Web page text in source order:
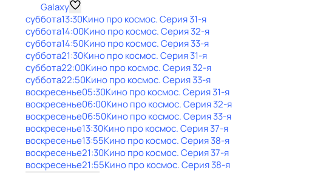
Galaxy
суббота13:30Кино про космос. Серия 31-я
суббота14:00Кино про космос. Серия 32-я
суббота14:50Кино про космос. Серия 33-я
суббота21:30Кино про космос. Серия 31-я
суббота22:00Кино про космос. Серия 32-я
суббота22:50Кино про космос. Серия 33-я
воскресенье05:30Кино про космос. Серия 31-я
воскресенье06:00Кино про космос. Серия 32-я
воскресенье06:50Кино про космос. Серия 33-я
воскресенье13:30Кино про космос. Серия 37-я
воскресенье13:55Кино про космос. Серия 38-я
воскресенье21:30Кино про космос. Серия 37-я
воскресенье21:55Кино про космос. Серия 38-я